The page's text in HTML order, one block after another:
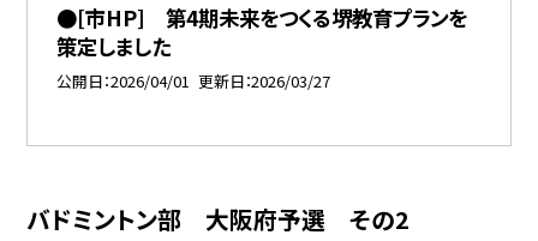
●[市HP] 第4期未来をつくる堺教育プランを
策定しました
公開日 2026/04/01 更新日 2026/03/27
バドミントン部 大阪府予選 その2